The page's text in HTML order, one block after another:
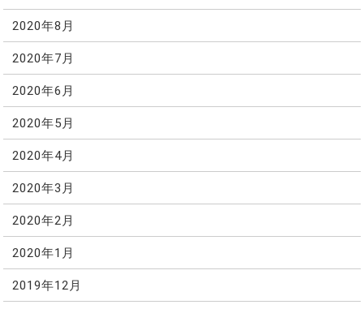
2020年8月
2020年7月
2020年6月
2020年5月
2020年4月
2020年3月
2020年2月
2020年1月
2019年12月